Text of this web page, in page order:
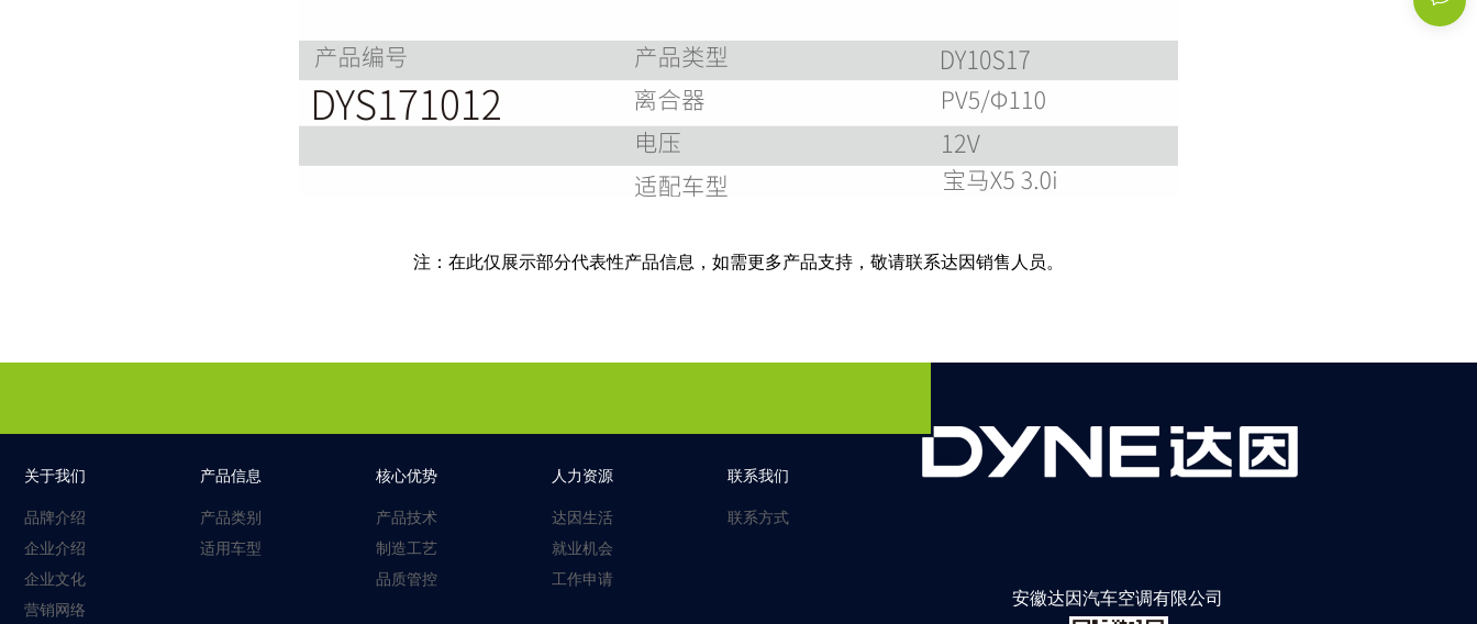
注：在此仅展示部分代表性产品信息，如需更多产品支持，敬请联系达因销售人员。
安徽达因汽车空调有限公司
关于我们
品牌介绍
企业介绍
企业文化
营销网络
产品信息
产品类别
适用车型
核心优势
产品技术
制造工艺
品质管控
人力资源
达因生活
就业机会
工作申请
联系我们
联系方式